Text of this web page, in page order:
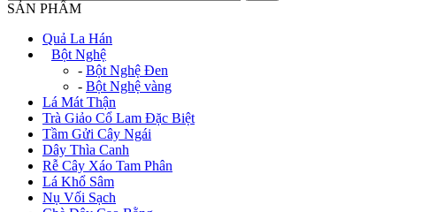
SẢN PHẨM
Quả La Hán
Bột Nghệ
- Bột Nghệ Đen
- Bột Nghệ vàng
Lá Mát Thận
Trà Giảo Cổ Lam Đặc Biệt
Tầm Gửi Cây Ngái
Dây Thìa Canh
Rễ Cây Xáo Tam Phân
Lá Khổ Sâm
Nụ Vối Sạch